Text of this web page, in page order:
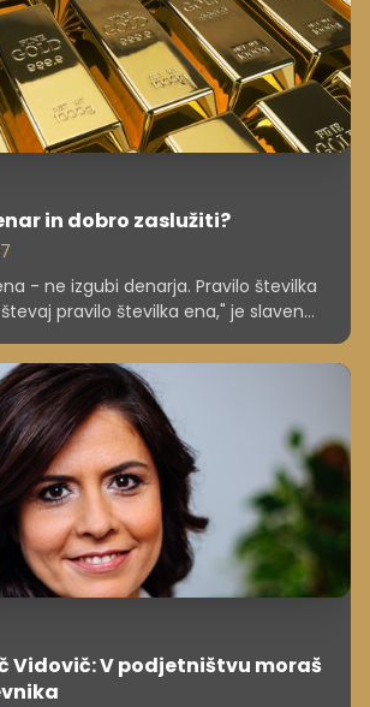
in dobro zaslužiti?
- ne izgubi denarja. Pravilo številka
pravilo številka ena," je slaven
enega najbolj slavnih vlagateljev in
Zemljanov Warrena Buffeta.
Vidovič: V podjetništvu moraš